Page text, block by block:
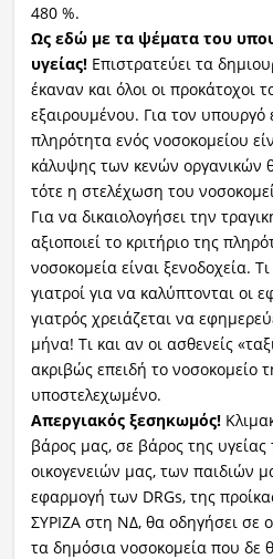
480 %.
Ως εδώ με τα ψέματα του
υγείας!Επιστρατεύει τα
έκαναν και όλοι οι προκάτοχοι
εξαιρουμένου. Για τον υπουργό
πληρότητα ενός νοσοκομείου
κάλυψης των κενών οργανικών
τότε η στελέχωση του
Για να δικαιολογήσει την
αξιοποιεί το κριτήριο της
νοσοκομεία είναι ξενοδοχεία.
γιατροί για να καλύπτονται οι
γιατρός χρειάζεται να
μήνα! Τι και αν οι ασθενείς
ακριβώς επειδή το νοσοκομείο
υποστελεχωμένο.
Απεργιακός ξεσηκωμός!
βάρος μας, σε βάρος της
οικογενειών μας, των παιδιών
εφαρμογή των DRGs, της
ΣΥΡΙΖΑ στη ΝΔ, θα οδηγήσει σε
τα δημόσια νοσοκομεία που δε